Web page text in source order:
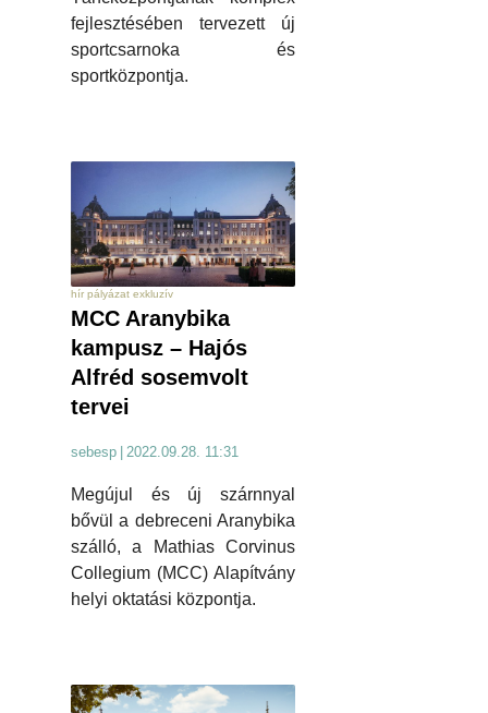
fejlesztésében tervezett új
sportcsarnoka és
sportközpontja.
hír pályázat exkluzív
MCC Aranybika
kampusz – Hajós
Alfréd sosemvolt
tervei
sebesp 2022.09.28. 11:31
Megújul és új szárnnyal
bővül a debreceni Aranybika
szálló, a Mathias Corvinus
Collegium (MCC) Alapítvány
helyi oktatási központja.